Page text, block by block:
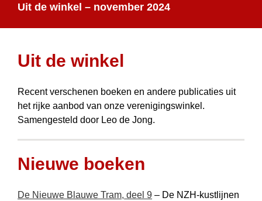
Uit de winkel – november 2024
Uit de winkel
Recent verschenen boeken en andere publicaties uit
het rijke aanbod van onze verenigings­winkel.
Samengesteld door Leo de Jong.
Nieuwe boeken
De Nieuwe Blauwe Tram, deel 9 – De NZH-kustlijnen